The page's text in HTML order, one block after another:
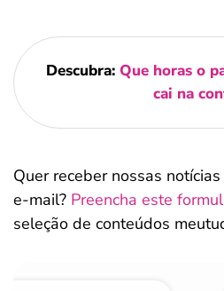
Descubra: Que horas o
cai na
Quer receber nossas
e-mail? Preencha este
seleção de conteúdos